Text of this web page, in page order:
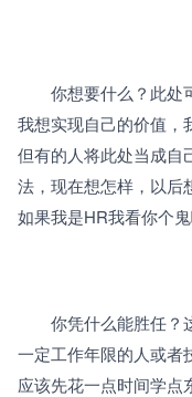
你想要什么？此处可
我想实现自己的价值，
但有的人将此处当成自
法，现在想怎样，以后
如果我是HR我看你个鬼
你凭什么能胜任？
一定工作年限的人或者
应该先花一点时间学点